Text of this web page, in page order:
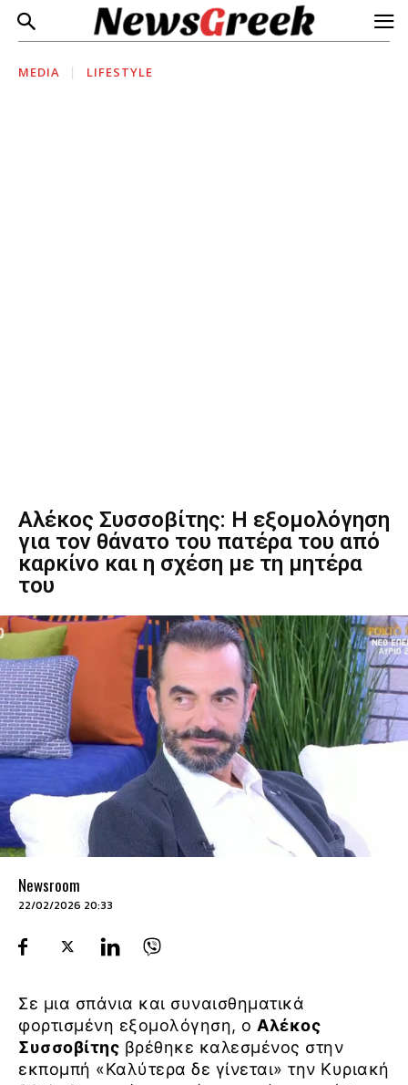
MEDIA LIFESTYLE
Αλέκος Συσσοβίτης: Η εξομολόγηση
για τον θάνατο του πατέρα του από
καρκίνο και η σχέση με τη μητέρα
του
Newsroom
22/02/2026 20:33
Σε μια σπάνια και συναισθηματικά
φορτισμένη εξομολόγηση, ο Αλέκος
Συσσοβίτης βρέθηκε καλεσμένος στην
εκπομπή «Καλύτερα δε γίνεται» την Κυριακή